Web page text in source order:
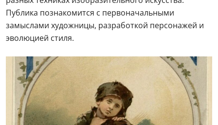
Публика познакомится с первоначальными
замыслами художницы, разработкой персонажей и
эволюцией стиля.